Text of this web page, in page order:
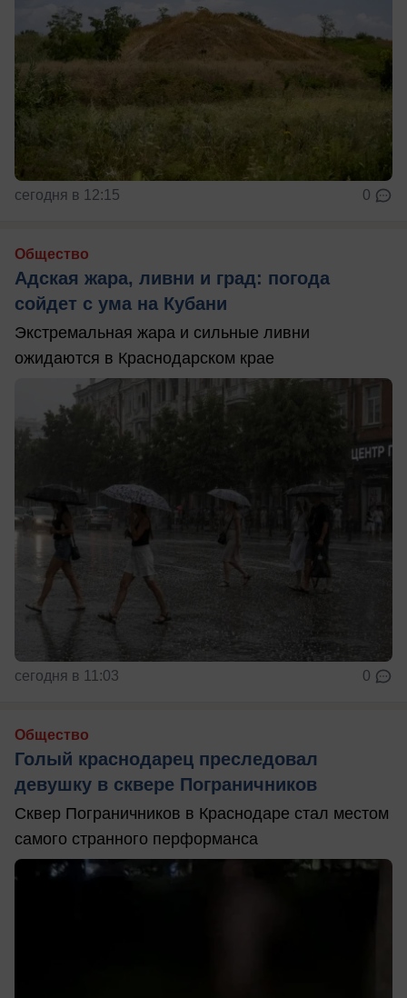
сегодня в 12:15 0
Общество
Адская жара, ливни и град: погода
сойдет с ума на Кубани
Экстремальная жара и сильные ливни
ожидаются в Краснодарском крае
сегодня в 11:03 0
Общество
Голый краснодарец преследовал
девушку в сквере Пограничников
Сквер Пограничников в Краснодаре стал местом
самого странного перформанса